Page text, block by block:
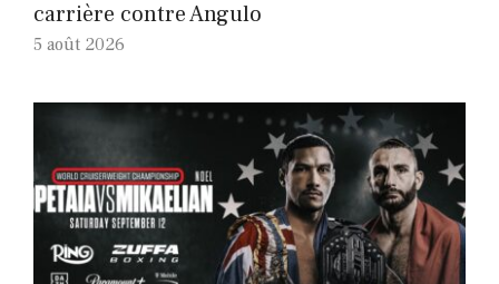
carrière contre Angulo
5 août 2026